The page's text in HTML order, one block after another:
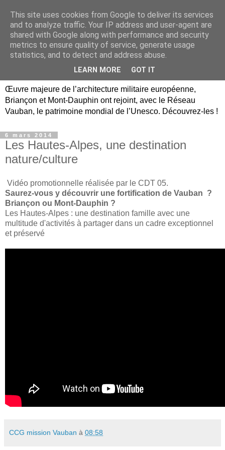
Briançon, Mont-Dauphin,
Vauban Unesco Hautes-
Œuvre majeure de l’architecture militaire européenne,
Briançon et Mont-Dauphin ont rejoint, avec le Réseau
Vauban, le patrimoine mondial de l’Unesco. Découvrez-les !
6 mars 2014
Les Hautes-Alpes, une destination
nature/culture
Vidéo promotionnelle réalisée par le CDT 05.
Saurez-vous y découvrir une fortification de Vauban ?
Briançon ou Mont-Dauphin ?
Les Hautes-Alpes : une destination famille avec une
multitude d'activités à partager dans un cadre exceptionnel
et préservé
CCG mission Vauban à 08:58
This site uses cookies from Google to deliver its services
and to analyze traffic. Your IP address and user-agent are
shared with Google along with performance and security
metrics to ensure quality of service, generate usage
statistics, and to detect and address abuse.
LEARN MORE GOT IT